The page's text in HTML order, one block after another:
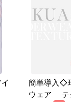
簡単導入◇
ウェア テ